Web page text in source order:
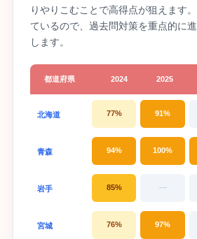
りやりこむことで高得点が狙えます
ているので、過去問対策を重点的に
します。
都道府県 2024 2025
北海道 77% 91%
青森 94% 100%
岩手 85% —
宮城 76% 97%